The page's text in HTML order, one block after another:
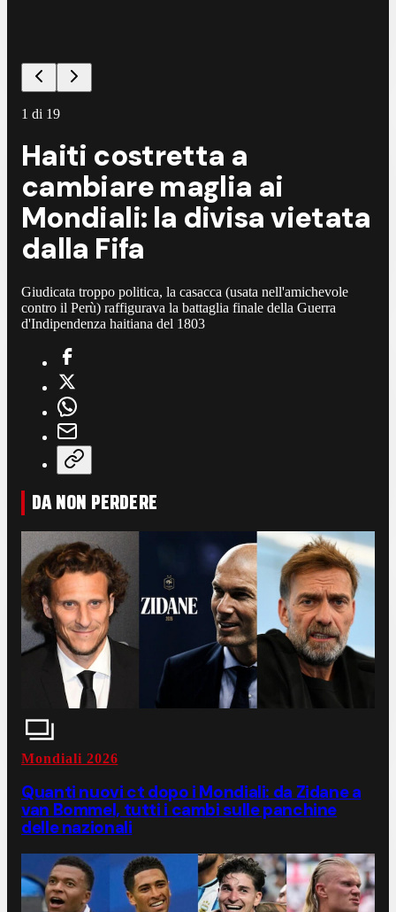
1 di 19
Haiti costretta a
cambiare maglia ai
Mondiali: la divisa vietata
dalla Fifa
Giudicata troppo politica, la casacca (usata nell'amichevole
contro il Perù) raffigurava la battaglia finale della Guerra
d'Indipendenza haitiana del 1803
DA NON PERDERE
Mondiali 2026
Quanti nuovi ct dopo i Mondiali: da Zidane a
van Bommel, tutti i cambi sulle panchine
delle nazionali